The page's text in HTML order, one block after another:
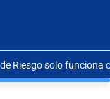
Riesgo solo funciona